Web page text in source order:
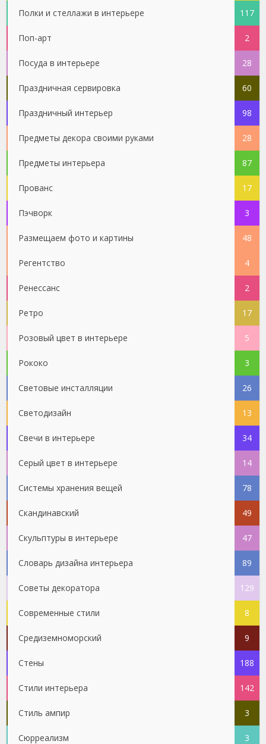
Полки и стеллажи в интерьере 117
Поп-арт 2
Посуда в интерьере 28
Праздничная сервировка 60
Праздничный интерьер 98
Предметы декора своими руками 28
Предметы интерьера 87
Прованс 17
Пэчворк 3
Размещаем фото и картины 48
Регентство 4
Ренессанс 2
Ретро 17
Розовый цвет в интерьере 5
Рококо 3
Световые инсталляции 26
Светодизайн 13
Свечи в интерьере 34
Серый цвет в интерьере 14
Системы хранения вещей 78
Скандинавский 49
Скульптуры в интерьере 47
Словарь дизайна интерьера 89
Советы декоратора 129
Современные стили 8
Средиземноморский 9
Стены 188
Стили интерьера 142
Стиль ампир 3
Сюрреализм 3